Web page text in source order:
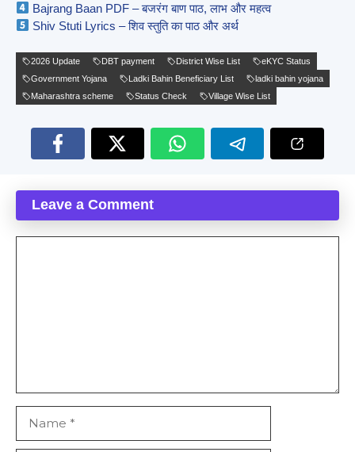
Bajrang Baan PDF – बजरंग बाण पाठ, लाभ और महत्व
Shiv Stuti Lyrics – शिव स्तुति का पाठ और अर्थ
2026 Update DBT payment District Wise List
eKYC Status
Government Yojana
Ladki Bahin Beneficiary List
ladki bahin yojana
Maharashtra scheme
Status Check Village Wise List
Leave a Comment